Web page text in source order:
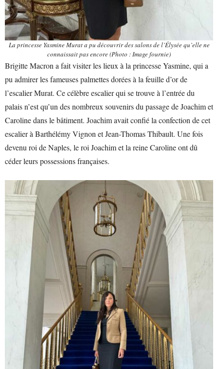
La princesse Yasmine Murat a pu découvrir des salons de l’Élysée qu’elle ne
connaissait pas encore (Photo : Image fournie)
Brigitte Macron a fait visiter les lieux à la princesse Yasmine, qui a
pu admirer les fameuses palmettes dorées à la feuille d’or de
l’escalier Murat. Ce célèbre escalier qui se trouve à l’entrée du
palais n’est qu’un des nombreux souvenirs du passage de Joachim et
Caroline dans le bâtiment. Joachim avait confié la confection de cet
escalier à Barthélémy Vignon et Jean-Thomas Thibault. Une fois
devenu roi de Naples, le roi Joachim et la reine Caroline ont dû
céder leurs possessions françaises.